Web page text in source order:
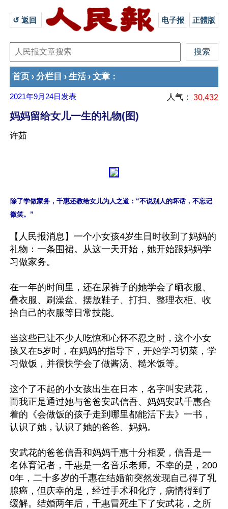
↺ 返回 电子报 正體版
首页 › 分栏目 › 生活 › 文章 ：
2021年9月24日 发表 人气： 30,432
妈妈留给女儿一生的礼物(图)
许茹
除了学做家务，千惠还教给女儿为人之道：“不说别人的坏话，不忘记
【人民报消息】一个小女孩4岁生日时收到了妈妈的
礼物：一条围裙。从这一天开始，她开始跟妈妈学
习做家务。
在一年的时间里，还在尿裤子的她学会了晒衣服、
叠衣服、刷澡盆、摆放鞋子、打扫、整理衣柜、收
拾自己的衣服等日常技能。
当这些已让不少人吃惊和心怀不忍之时，这个小女
孩又在5岁时，在妈妈的指导下，开始学习切菜，学
习做饭，并很快学会了做酱汤、糙米饭等。
这个了不起的小女孩出生在日本，名字叫安武花，
而我正是通过她与爸爸安武信吾、妈妈安武千惠合
着的《会做饭的孩子走到哪里都能活下去》一书，
认识了她，认识了她的爸爸、妈妈。
安武花的爸爸信吾和妈妈千惠十分相爱，信吾是一
名体育记者，千惠是一名音乐老师。不幸的是，200
0年，二十多岁的千惠在结婚前突然发现自己得了乳
腺癌，但庆幸的是，经过手术和化疗，病情得到了
缓解。结婚两年后，千惠冒死生下了安武花，之所